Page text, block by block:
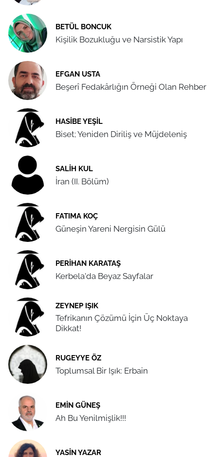
BETÜL BONCUK
Kişilik Bozukluğu ve Narsistik Yapı
EFGAN USTA
Beşerî Fedakârlığın Örneği Olan Rehber
HASIBE YEŞIL
Biset; Yeniden Diriliş ve Müjdeleniş
SALIH KUL
İran (II. Bölüm)
FATIMA KOÇ
Güneşin Yareni Nergisin Gülü
PERIHAN KARATAŞ
Kerbela'da Beyaz Sayfalar
ZEYNEP IŞIK
Tefrikanın Çözümü İçin Üç Noktaya
Dikkat!
RUGEYYE ÖZ
Toplumsal Bir Işık: Erbain
EMIN GÜNEŞ
Ah Bu Yenilmişlik!!!
YASIN YAZAR